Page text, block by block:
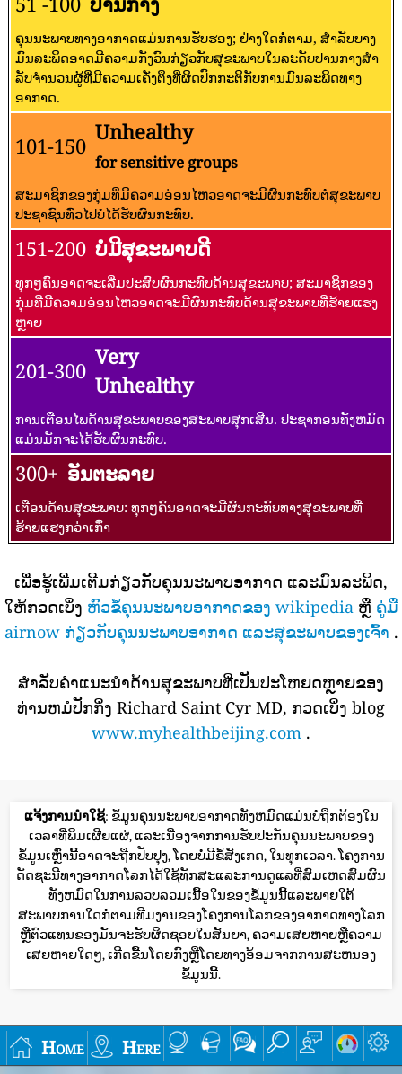
ຄຸນນະພາບທາງອາກາດແມ່ນການຮັບຮອງ; ຢ່າງໃດກໍ່ຕາມ, ສໍາລັບບາງ
ມົນລະພິດອາດມີຄວາມກັງວົນກ່ຽວກັບສຸຂະພາບໃນລະດັບປານກາງສໍາ
ລັບຈໍານວນຜູ້ທີ່ມີຄວາມເຄັ່ງຕຶງທີ່ຜິດປົກກະຕິກັບການມົນລະພິດທາງ
ອາກາດ.
101-150
Unhealthy
for sensitive groups
ສະມາຊິກຂອງກຸ່ມທີ່ມີຄວາມອ່ອນໄຫວອາດຈະມີຜົນກະທົບຕໍ່ສຸຂະພາບ
ປະຊາຊົນທົ່ວໄປບໍ່ໄດ້ຮັບຜົນກະທົບ.
151-200 ບໍ່ມີສຸຂະພາບດີ
ທຸກໆຄົນອາດຈະເລີ່ມປະສົບຜົນກະທົບດ້ານສຸຂະພາບ; ສະມາຊິກຂອງ
ກຸ່ມທີ່ມີຄວາມອ່ອນໄຫວອາດຈະມີຜົນກະທົບດ້ານສຸຂະພາບທີ່ຮ້າຍແຮງ
ຫຼາຍ
201-300
Very
Unhealthy
ການເຕືອນໄພດ້ານສຸຂະພາບຂອງສະພາບສຸກເສີນ. ປະຊາກອນທັງຫມົດ
ແມ່ນມັກຈະໄດ້ຮັບຜົນກະທົບ.
300+ ອັນຕະລາຍ
ເຕືອນດ້ານສຸຂະພາບ: ທຸກໆຄົນອາດຈະມີຜົນກະທົບທາງສຸຂະພາບທີ່
ຮ້າຍແຮງກວ່າເກົ່າ
ເພື່ອຮູ້ເພີ່ມເຕີມກ່ຽວກັບຄຸນນະພາບອາກາດ ແລະມົນລະພິດ,
ໃຫ້ກວດເບິ່ງ ຫົວຂໍ້ຄຸນນະພາບອາກາດຂອງ wikipediaຫຼື ຄູ່ມື
airnow ກ່ຽວກັບຄຸນນະພາບອາກາດ ແລະສຸຂະພາບຂອງເຈົ້າ .
ສໍາລັບຄໍາແນະນໍາດ້ານສຸຂະພາບທີ່ເປັນປະໂຫຍດຫຼາຍຂອງ
ທ່ານຫມໍປັກກິ່ງ Richard Saint Cyr MD, ກວດເບິ່ງ blog
www.myhealthbeijing.com .
ແຈ້ງການນໍາໃຊ້: ຂໍ້ມູນຄຸນນະພາບອາກາດທັງຫມົດແມ່ນບໍ່ຖືກຕ້ອງໃນ
ເວລາທີ່ພິມເຜີຍແຜ່, ແລະເນື່ອງຈາກການຮັບປະກັນຄຸນນະພາບຂອງ
ຂໍ້ມູນເຫຼົ່ານີ້ອາດຈະຖືກປັບປຸງ, ໂດຍບໍ່ມີຂໍ້ສັງເກດ, ໃນທຸກເວລາ. ໂຄງການ
ດັດຊະນີທາງອາກາດໂລກໄດ້ໃຊ້ທັກສະແລະການດູແລທີ່ສົມເຫດສົມຜົນ
ທັງຫມົດໃນການລວບລວມເນື້ອໃນຂອງຂໍ້ມູນນີ້ແລະພາຍໃຕ້
ສະພາບການໃດກໍ່ຕາມທີມງານຂອງໂຄງການໂລກຂອງອາກາດທາງໂລກ
ຫຼືຕົວແທນຂອງມັນຈະຮັບຜິດຊອບໃນສັນຍາ, ຄວາມເສຍຫາຍຫຼືຄວາມ
ເສຍຫາຍໃດໆ, ເກີດຂື້ນໂດຍກົງຫຼືໂດຍທາງອ້ອມຈາກການສະຫນອງ
ຂໍ້ມູນນີ້.
Home Here